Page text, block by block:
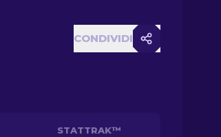
CONDIVIDI
STATTRAK™